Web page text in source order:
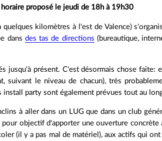
proposé le jeudi de 18h à 19h30
kilomètres à l'est de Valence)
dans des tas de directions (bureautique,
jusqu'à présent. C'est désormais chose faite:
suivant le niveau de chacun), très
party sont également prévues tout au
à aller dans un LUG que dans un club
objectif d'apporter une ouverture concrète
(il y a pas mal de matériel), aux actifs qui